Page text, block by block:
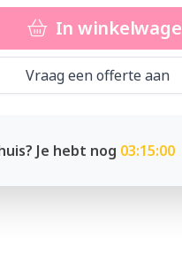
In
Vraag een offerte aan
Je hebt nog 03:14:59